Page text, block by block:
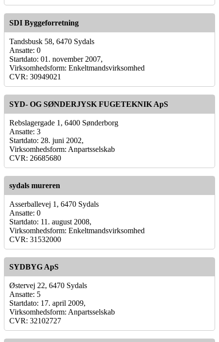
SDI Byggeforretning
Tandsbusk 58, 6470 Sydals
Ansatte: 0
Startdato: 01. november 2007,
Virksomhedsform: Enkeltmandsvirksomhed
CVR: 30949021
SYD- OG SØNDERJYSK FUGETEKNIK ApS
Rebslagergade 1, 6400 Sønderborg
Ansatte: 3
Startdato: 28. juni 2002,
Virksomhedsform: Anpartsselskab
CVR: 26685680
sydals mureren
Asserballevej 1, 6470 Sydals
Ansatte: 0
Startdato: 11. august 2008,
Virksomhedsform: Enkeltmandsvirksomhed
CVR: 31532000
SYDBYG ApS
Østervej 22, 6470 Sydals
Ansatte: 5
Startdato: 17. april 2009,
Virksomhedsform: Anpartsselskab
CVR: 32102727